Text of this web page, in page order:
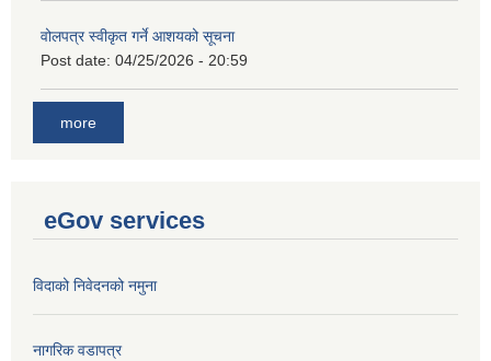
वोलपत्र स्वीकृत गर्ने आशयको सूचना
Post date: 04/25/2026 - 20:59
more
eGov services
विदाको निवेदनको नमुना
नागरिक वडापत्र